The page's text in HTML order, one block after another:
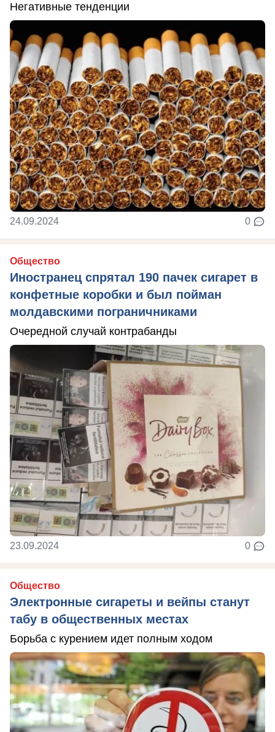
Негативные тенденции
24.09.2024 0
Общество
Иностранец спрятал 190 пачек сигарет в
конфетные коробки и был пойман
молдавскими пограничниками
Очередной случай контрабанды
23.09.2024 0
Общество
Электронные сигареты и вейпы станут
табу в общественных местах
Борьба с курением идет полным ходом